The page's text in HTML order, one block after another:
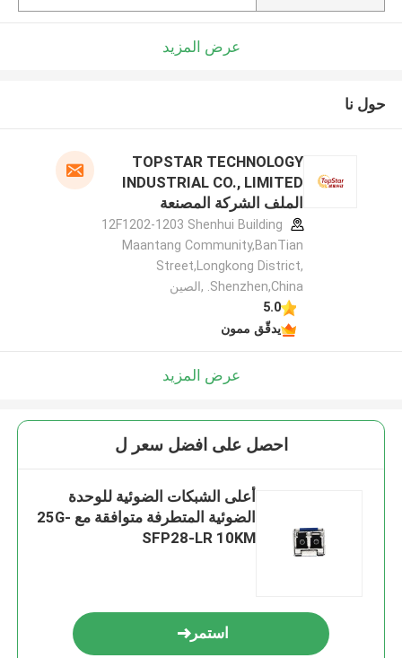
عرض المزيد
حول نا
TOPSTAR TECHNOLOGY
INDUSTRIAL CO., LIMITED
الملف الشركة المصنعة
12F1202-1203 Shenhui Building
Maantang Community,BanTian
Street,Longkong District,
Shenzhen,China. ,الصين
5.0
يدقّق ممون
عرض المزيد
احصل على افضل سعر ل
أعلى الشبكات الضوئية للوحدة
الضوئية المتطرفة متوافقة مع 25G-
SFP28-LR 10KM
استمر